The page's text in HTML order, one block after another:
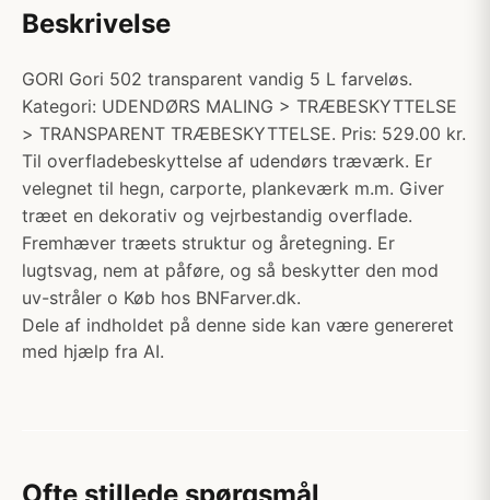
Beskrivelse
GORI Gori 502 transparent vandig 5 L farveløs.
Kategori: UDENDØRS MALING > TRÆBESKYTTELSE
> TRANSPARENT TRÆBESKYTTELSE. Pris: 529.00 kr.
Til overfladebeskyttelse af udendørs træværk. Er
velegnet til hegn, carporte, plankeværk m.m. Giver
træet en dekorativ og vejrbestandig overflade.
Fremhæver træets struktur og åretegning. Er
lugtsvag, nem at påføre, og så beskytter den mod
uv-stråler o Køb hos BNFarver.dk.
Dele af indholdet på denne side kan være genereret
med hjælp fra AI.